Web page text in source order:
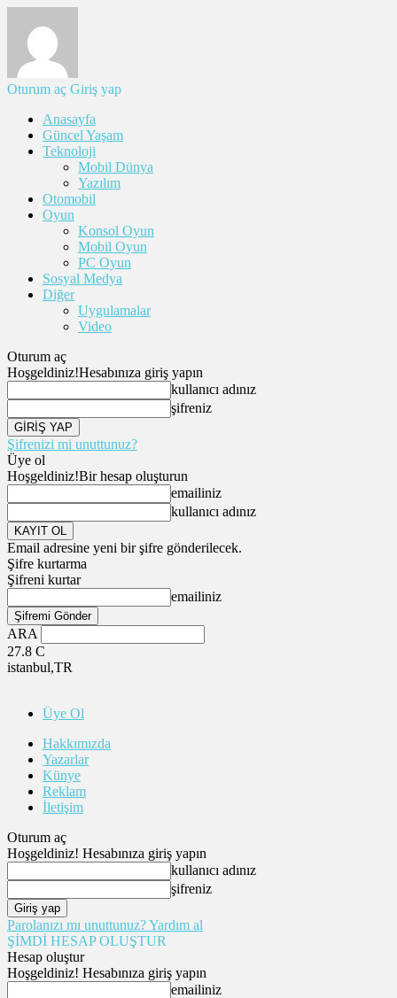
Oturum aç Giriş yap
Anasayfa
Güncel Yaşam
Teknoloji
Mobil Dünya
Yazılım
Otomobil
Oyun
Konsol Oyun
Mobil Oyun
PC Oyun
Sosyal Medya
Diğer
Uygulamalar
Video
Oturum aç
Hoşgeldiniz!Hesabınıza giriş yapın
kullanıcı adınız
şifreniz
Şifrenizi mi unuttunuz?
Üye ol
Hoşgeldiniz!Bir hesap oluşturun
emailiniz
kullanıcı adınız
Email adresine yeni bir şifre gönderilecek.
Şifre kurtarma
Şifreni kurtar
emailiniz
ARA
27.8 C
istanbul,TR
Üye Ol
Hakkımızda
Yazarlar
Künye
Reklam
İletişim
Oturum aç
Hoşgeldiniz! Hesabınıza giriş yapın
kullanıcı adınız
şifreniz
Parolanızı mı unuttunuz? Yardım al
ŞİMDİ HESAP OLUŞTUR
Hesap oluştur
Hoşgeldiniz! Hesabınıza giriş yapın
emailiniz